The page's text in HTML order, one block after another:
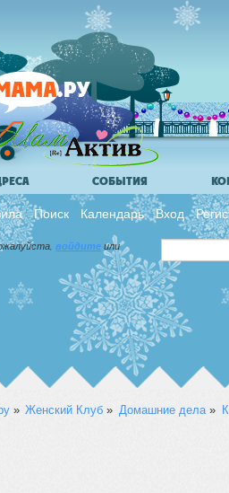
СОБЫТИЯ
Поиск Календарь Вход
войдите или
» Женский Клуб » Домашние дела»